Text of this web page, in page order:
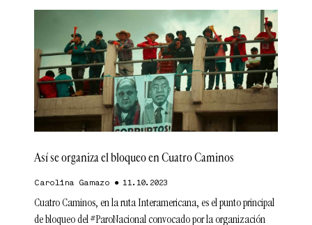
Así se organiza el bloqueo en Cuatro Caminos
Carolina Gamazo 11.10.2023
Cuatro Caminos, en la ruta Interamericana, es el punto principal
de bloqueo del #ParoNacional convocado por la organización